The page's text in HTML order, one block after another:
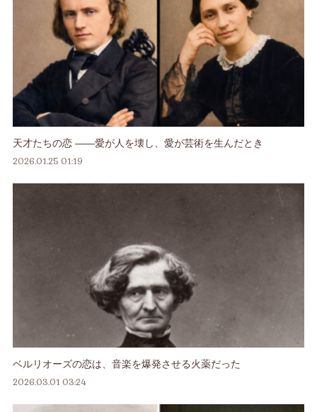
天才たちの恋 ――愛が人を壊し、愛が芸術を生んだとき
2026.01.25 01:19
ベルリオーズの恋は、音楽を爆発させる火薬だった
2026.03.01 03:24